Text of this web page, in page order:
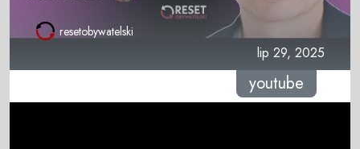
resetobywatelski
lip 29, 2025
youtube